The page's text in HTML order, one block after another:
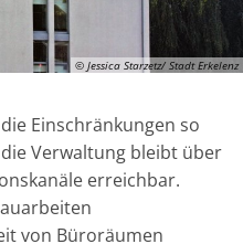
© Jessica Starzetz/ Stadt Erkelenz
Einschränkungen so
Verwaltung bleibt über
erreichbar.
von Büroräumen